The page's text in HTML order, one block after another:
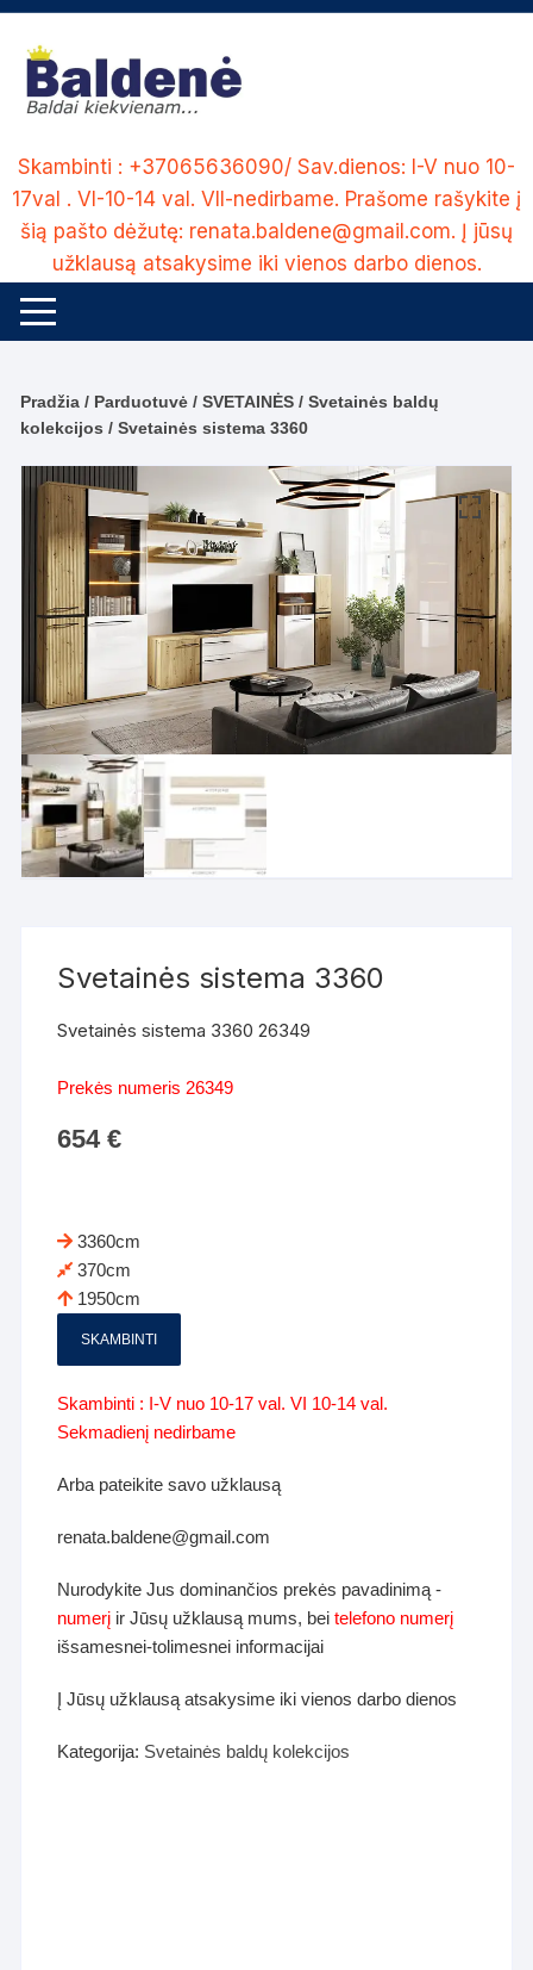
Skip
content
Skambinti : +37065636090/ Sav.dienos: I-V nuo 10-
17val . VI-10-14 val. VII-nedirbame. Prašome rašykite į
šią pašto dėžutę: renata.baldene@gmail.com. Į jūsų
užklausą atsakysime iki vienos darbo dienos.
Pradžia / Parduotuvė /SVETAINĖS /Svetainės baldų
kolekcijos / Svetainės sistema 3360
Svetainės sistema 3360
Svetainės sistema 3360 26349
Prekės numeris 26349
654€
3360cm
370cm
1950cm
SKAMBINTI
Skambinti : I-V nuo 10-17 val. VI 10-14 val.
Sekmadienį nedirbame
Arba pateikite savo užklausą
renata.baldene@gmail.com
Nurodykite Jus dominančios prekės pavadinimą -
numerį ir Jūsų užklausą mums, beitelefono numerį
išsamesnei-tolimesnei informacijai
Į Jūsų užklausą atsakysime iki vienos darbo dienos
Kategorija: Svetainės baldų kolekcijos